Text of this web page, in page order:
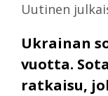
Uutinen
Ukrainan
vuotta.
ratkaisu,